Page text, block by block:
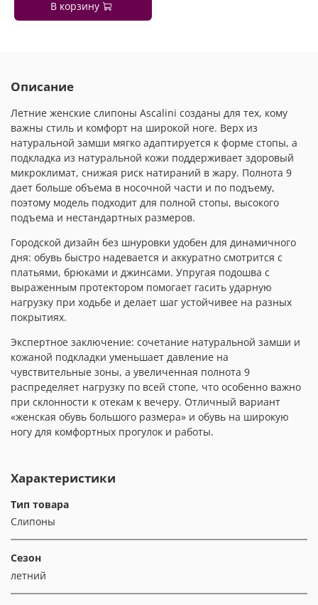
В корзину
Описание
Летние женские слипоны Ascalini созданы для тех, кому
важны стиль и комфорт на широкой ноге. Верх из
натуральной замши мягко адаптируется к форме стопы, а
подкладка из натуральной кожи поддерживает здоровый
микроклимат, снижая риск натираний в жару. Полнота 9
дает больше объема в носочной части и по подъему,
поэтому модель подходит для полной стопы, высокого
подъема и нестандартных размеров.
Городской дизайн без шнуровки удобен для динамичного
дня: обувь быстро надевается и аккуратно смотрится с
платьями, брюками и джинсами. Упругая подошва с
выраженным протектором помогает гасить ударную
нагрузку при ходьбе и делает шаг устойчивее на разных
покрытиях.
Экспертное заключение: сочетание натуральной замши и
кожаной подкладки уменьшает давление на
чувствительные зоны, а увеличенная полнота 9
распределяет нагрузку по всей стопе, что особенно важно
при склонности к отекам к вечеру. Отличный вариант
«женская обувь большого размера» и обувь на широкую
ногу для комфортных прогулок и работы.
Характеристики
Тип товара
Слипоны
Сезон
летний